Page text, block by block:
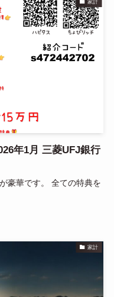
家計
年1月 三菱UFJ銀行
豪華です。 全ての特典を
家計